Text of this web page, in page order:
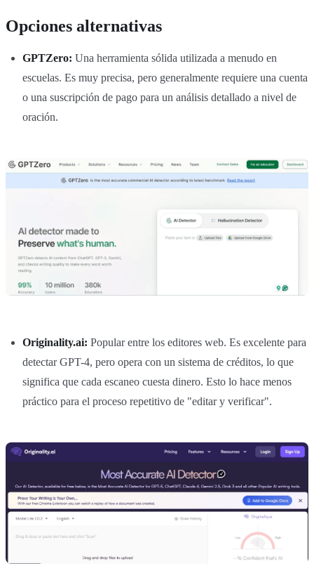
Opciones alternativas
GPTZero: Una herramienta sólida utilizada a menudo en
escuelas. Es muy precisa, pero generalmente requiere una cuenta
o una suscripción de pago para un análisis detallado a nivel de
oración.
Originality.ai: Popular entre los editores web. Es excelente para
detectar GPT-4, pero opera con un sistema de créditos, lo que
significa que cada escaneo cuesta dinero. Esto lo hace menos
práctico para el proceso repetitivo de "editar y verificar".